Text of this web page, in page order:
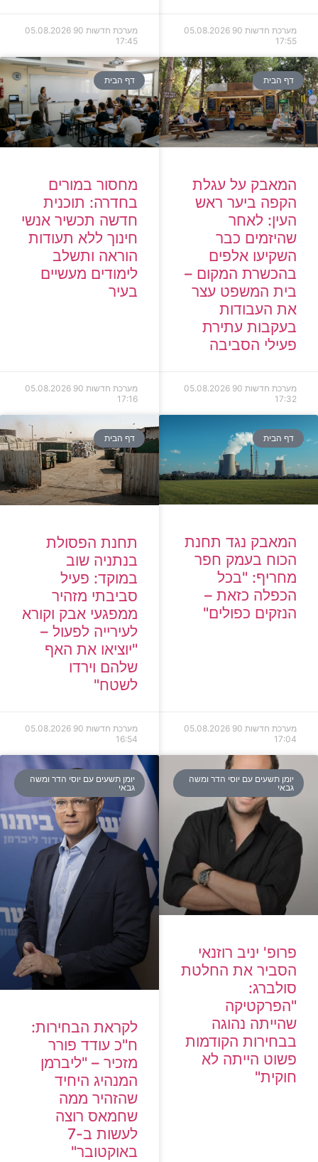
מערכת חדשות 90
05.08.2026
17:55
מערכת חדשות 90
05.08.2026
17:45
דף הבית
המאבק על עגלת
הקפה ביער ראש
העין: לאחר
שהיזמים כבר
השקיעו אלפים
בהכשרת המקום –
בית המשפט עצר
את העבודות
בעקבות עתירת
פעילי הסביבה
מערכת חדשות 90
05.08.2026
17:32
דף הבית
מחסור במורים
בחדרה: תוכנית
חדשה תכשיר אנשי
חינוך ללא תעודות
הוראה ותשלב
לימודים מעשיים
בעיר
מערכת חדשות 90
05.08.2026
17:16
דף הבית
המאבק נגד תחנת
הכוח בעמק חפר
מחריף: "בכל
הכפלה כזאת –
הנזקים כפולים"
מערכת חדשות 90
05.08.2026
17:04
דף הבית
תחנת הפסולת
בנתניה שוב
במוקד: פעיל
סביבתי מזהיר
ממפגעי אבק וקורא
לעירייה לפעול –
"יוציאו את האף
שלהם וירדו
לשטח"
מערכת חדשות 90
05.08.2026
16:54
יומן תשעים עם יוסי הדר ומשה
גבאי
פרופ' יניב רוזנאי
הסביר את החלטת
סולברג:
"הפרקטיקה
שהייתה נהוגה
בבחירות הקודמות
פשוט הייתה לא
חוקית"
יומן תשעים עם יוסי הדר ומשה
גבאי
לקראת הבחירות:
ח"כ עודד פורר
מזכיר – "ליברמן
המנהיג היחיד
שהזהיר ממה
שחמאס רוצה
לעשות ב-7
באוקטובר"